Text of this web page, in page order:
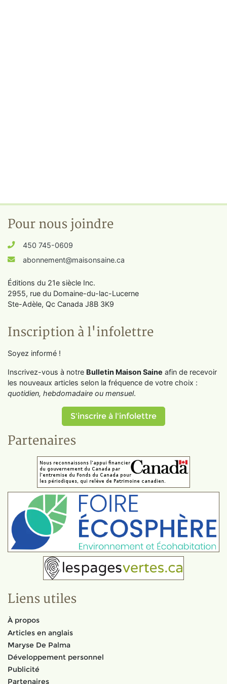
Pour nous joindre
450 745-0609
abonnement@maisonsaine.ca
Éditions du 21e siècle Inc.
2955, rue du Domaine-du-lac-Lucerne
Ste-Adèle, Qc Canada J8B 3K9
Inscription à l'infolettre
Soyez informé !
Inscrivez-vous à notre Bulletin Maison Saine afin de recevoir
les nouveaux articles selon la fréquence de votre choix :
quotidien, hebdomadaire ou mensuel.
S'inscrire à l'infolettre
Partenaires
Liens utiles
À propos
Articles en anglais
Maryse De Palma
Développement personnel
Publicité
Partenaires